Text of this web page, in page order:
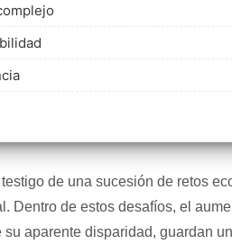
de una sucesión de retos
Dentro de estos desafíos, el
aparente disparidad, guardan